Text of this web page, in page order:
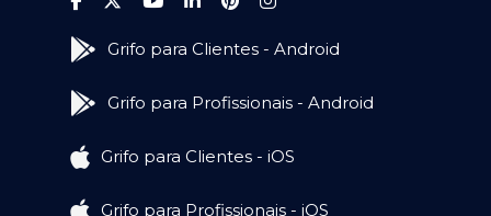
Grifo para Clientes - Android
Grifo para Profissionais - Android
Grifo para Clientes - iOS
Grifo para Profissionais - iOS